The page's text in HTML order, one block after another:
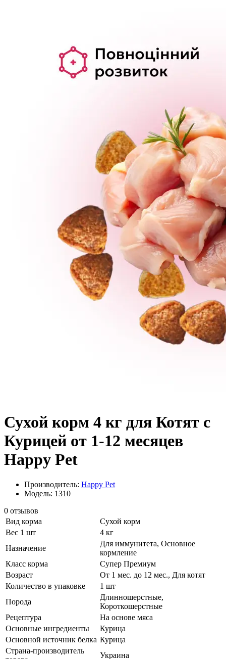
Сухой корм 4 кг для Котят с
Курицей от 1-12 месяцев
Happy Pet
Производитель: Happy Pet
Модель: 1310
0 отзывов
Вид корма
Сухой корм
Вес 1 шт
4 кг
Назначение
Для иммунитета, Основное
кормление
Класс корма
Супер Премиум
Возраст
От 1 мес. до 12 мес., Для котят
Количество в упаковке
1 шт
Порода
Длинношерстные,
Короткошерстные
Рецептура
На основе мяса
Основные ингредиенты
Курица
Основной источник белка Курица
Страна-производитель
Украина